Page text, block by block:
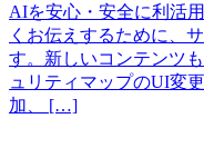
AIを安心・安全に利活
くお伝えするために、
す。新しいコンテンツ
ュリティマップのUI変
加、 […]